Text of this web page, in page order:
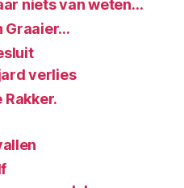
niets van weten…
Graaier…
verlies